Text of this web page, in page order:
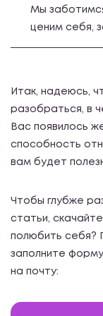
Мы
ценим себя,
Итак, надеюсь,
разобраться, в
Вас появилось
способность
вам будет
Чтобы глубже
статьи,
полюбить себя?
заполните
на почту: